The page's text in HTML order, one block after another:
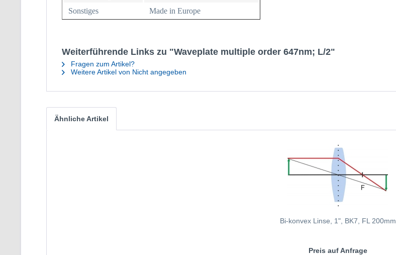
Sonstiges
Made in Europe
Weiterführende Links zu "Waveplate multiple order 647nm; L/2"
Fragen zum Artikel?
Weitere Artikel von Nicht angegeben
Ähnliche Artikel
Bi-konvex Linse, 1", BK7, FL 200mm
Preis auf Anfrage